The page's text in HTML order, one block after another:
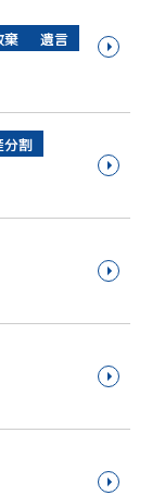
棄
遺言
分割